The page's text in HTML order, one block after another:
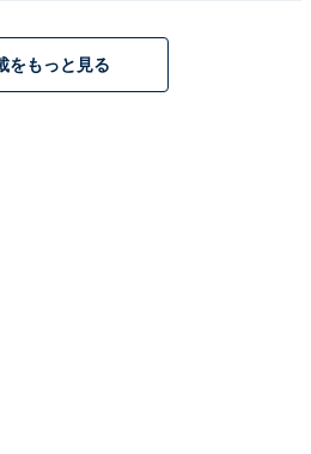
県那須塩原市湯本塩原11
をもっと見る